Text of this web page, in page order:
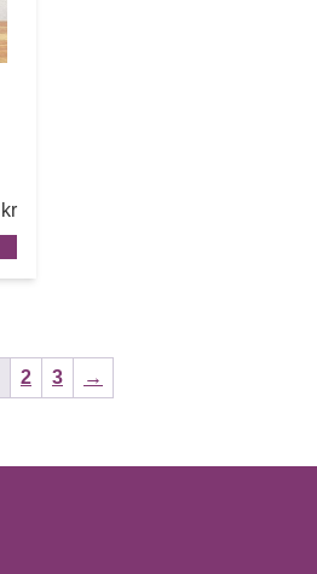
krPrice range: 240 kr through 1.930
2 3 →